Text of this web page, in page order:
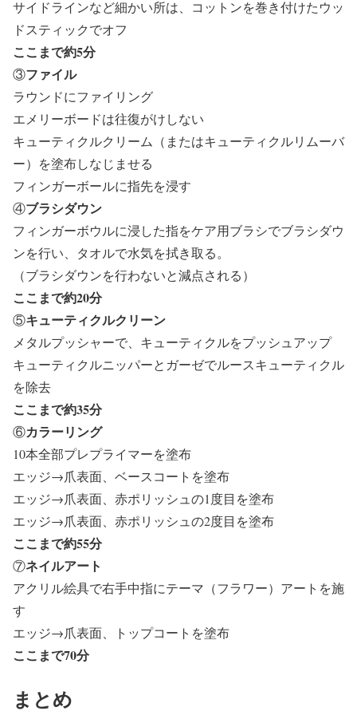
サイドラインなど細かい所は、コットンを巻き付けたウッ
ドスティックでオフ
ここまで約5分
③ファイル
ラウンドにファイリング
エメリーボードは往復がけしない
キューティクルクリーム（またはキューティクルリムーバ
ー）を塗布しなじませる
フィンガーボールに指先を浸す
④ブラシダウン
フィンガーボウルに浸した指をケア用ブラシでブラシダウ
ンを行い、タオルで水気を拭き取る。
（ブラシダウンを行わないと減点される）
ここまで約20分
⑤キューティクルクリーン
メタルプッシャーで、キューティクルをプッシュアップ
キューティクルニッパーとガーゼでルースキューティクル
を除去
ここまで約35分
⑥カラーリング
10本全部プレプライマーを塗布
エッジ→爪表面、ベースコートを塗布
エッジ→爪表面、赤ポリッシュの1度目を塗布
エッジ→爪表面、赤ポリッシュの2度目を塗布
ここまで約55分
⑦ネイルアート
アクリル絵具で右手中指にテーマ（フラワー）アートを施
す
エッジ→爪表面、トップコートを塗布
ここまで70分
まとめ